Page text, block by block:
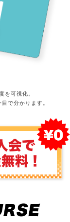
を可視化。
で分かります。